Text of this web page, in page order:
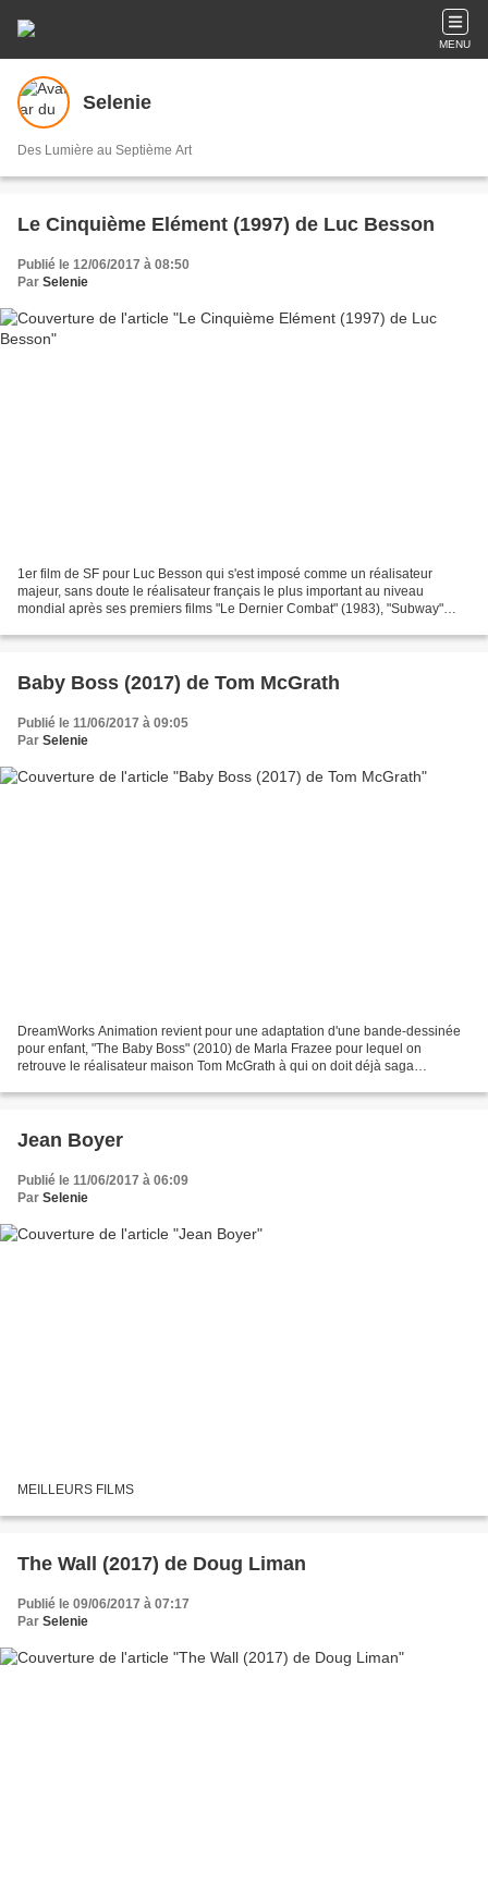
MENU
Selenie
Des Lumière au Septième Art
Le Cinquième Elément (1997) de Luc Besson
Publié le 12/06/2017 à 08:50
Par Selenie
1er film de SF pour Luc Besson qui s'est imposé comme un réalisateur
majeur, sans doute le réalisateur français le plus important au niveau
mondial après ses premiers films "Le Dernier Combat" (1983), "Subway"
Baby Boss (2017) de Tom McGrath
Publié le 11/06/2017 à 09:05
Par Selenie
DreamWorks Animation revient pour une adaptation d'une bande-dessinée
pour enfant, "The Baby Boss" (2010) de Marla Frazee pour lequel on
retrouve le réalisateur maison Tom McGrath à qui on doit déjà saga
Jean Boyer
Publié le 11/06/2017 à 06:09
Par Selenie
MEILLEURS FILMS
The Wall (2017) de Doug Liman
Publié le 09/06/2017 à 07:17
Par Selenie